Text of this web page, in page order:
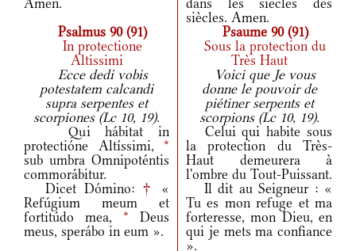
Amen.
dans les siècles des
siècles. Amen.
Psalmus 90 (91)
Psaume 90 (91)
In protectione
Altissimi
Sous la protection du
Très Haut
Ecce dedi vobis
potestatem calcandi
supra serpentes et
scorpiones (Lc 10, 19).
Voici que Je vous
donne le pouvoir de
piétiner serpents et
scorpions (Lc 10, 19).
Qui hábitat in
protectióne Altíssimi, *
sub umbra Omnipoténtis
commorábitur.
Celui qui habite sous
la protection du Très-
Haut demeurera à
l'ombre du Tout-Puissant.
Dicet Dómino: †
«
Refúgium meum et
fortitúdo mea, * Deus
meus, sperábo in eum ».
Il dit au Seigneur : «
Tu es mon refuge et ma
forteresse, mon Dieu, en
qui je mets ma confiance
».